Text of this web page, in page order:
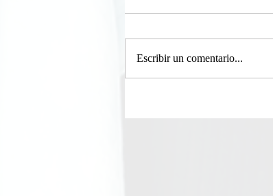
Escribir un comentario...